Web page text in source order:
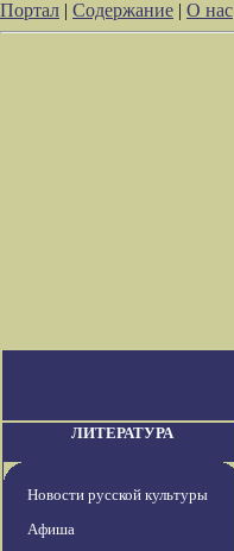
Портал | Содержание | О нас
ЛИТЕРАТУРА
Новости русской культуры
Афиша